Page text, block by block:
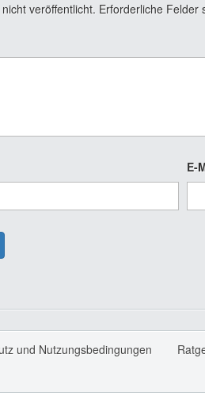
veröffentlicht. Erforderliche Felder
E-
und Nutzungsbedingungen